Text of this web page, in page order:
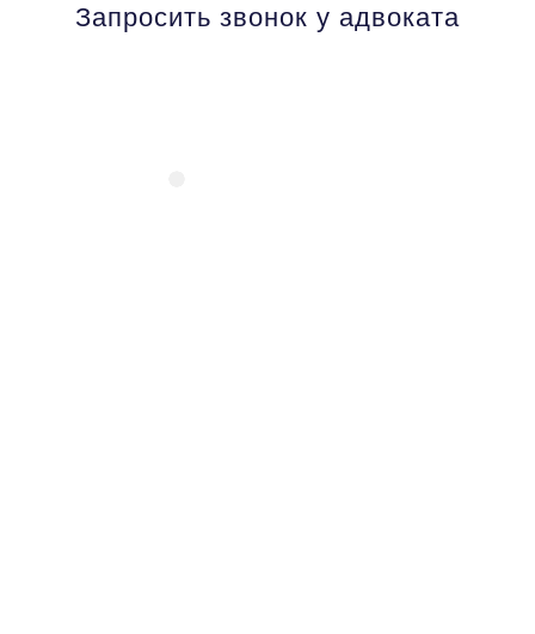
Запросить звонок у адвоката